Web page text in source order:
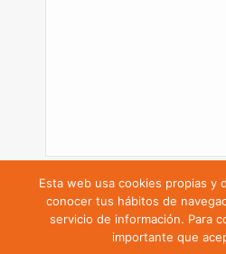
*Campos requeridos.
He leído y acepto la
Instalaciones Eléctricas
Esta web usa cookies propias y
conocer tus hábitos de
servicio de información. Para
importante que